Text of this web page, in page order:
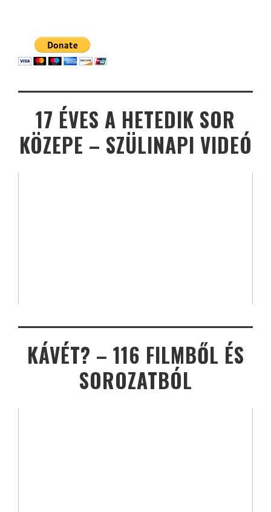
17 ÉVES A HETEDIK SOR
KÖZEPE – SZÜLINAPI VIDEÓ
KÁVÉT? – 116 FILMBŐL ÉS
SOROZATBÓL